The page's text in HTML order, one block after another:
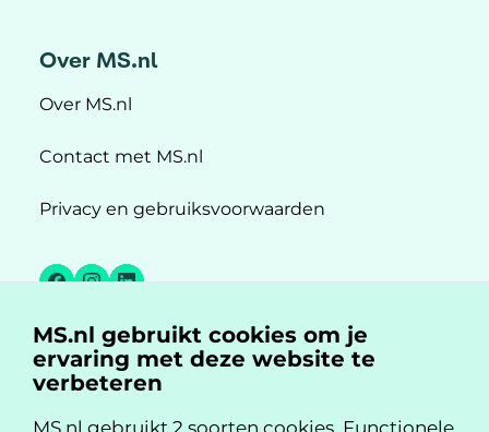
Over MS.nl
Over MS.nl
Contact met MS.nl
Privacy en gebruiksvoorwaarden
Facebook
Instagram
LinkedIn
MS.nl is een initiatief van:
MS.nl gebruikt cookies om je
ervaring met deze website te
verbeteren
MS.nl gebruikt 2 soorten cookies. Functionele